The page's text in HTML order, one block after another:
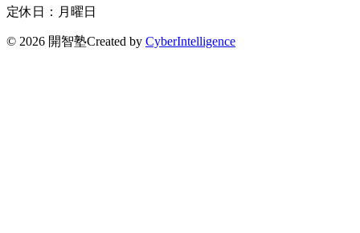
定休日：月曜日
© 2026 開智塾Created by CyberIntelligence